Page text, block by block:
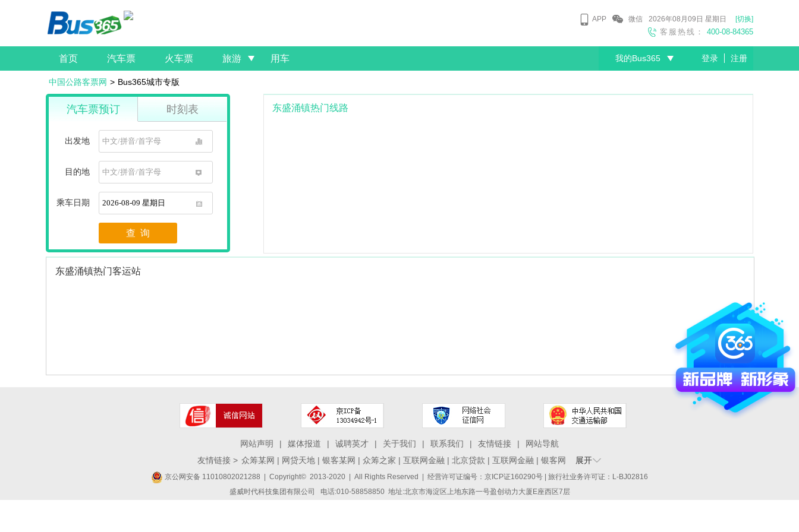
APP 微信 2026年08月09日 星期日 [切换]
客服热线： 400-08-84365
首页 汽车票 火车票 旅游 用车 我的Bus365 登录 注册
中国公路客票网 > Bus365城市专版
汽车票预订 时刻表
出发地
目的地
1
乘车日期
1
查 询
东盛涌镇热门线路
东盛涌镇热门客运站
网站声明 | 媒体报道 | 诚聘英才 | 关于我们 | 联系我们 | 友情链接 |
网站导航
友情链接 > 众筹某网 | 网贷天地 | 银客某网 | 众筹之家 | 互联网金融 | 北京贷款 | 互联网金融 | 银客网 展开
京公网安备 11010802021288 | Copyright© 2013-2020 | All Rights Reserved | 经营许可证编号：京ICP证160290号 | 旅行社业务许可证：L-BJ02816
盛威时代科技集团有限公司 电话:010-58858850 地址:北京市海淀区上地东路一号盈创动力大厦E座西区7层